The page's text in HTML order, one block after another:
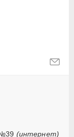
(интернет)